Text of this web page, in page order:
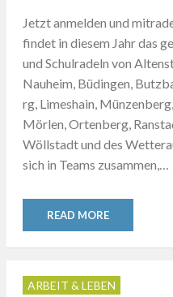
Jetzt anmelden und
findet in diesem Jahr das
und Schulradeln von
Nauheim, Büdingen,
rg, Limeshain,
Mörlen, Ortenberg,
Wöllstadt und des
sich in Teams zusammen,…
READ MORE
ARBEIT & LEBEN